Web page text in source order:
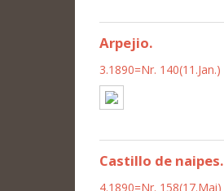
Arpejio.
3.1890=Nr. 140(11.Jan.)
Castillo de naipes.
4.1890=Nr. 158(17.Mai)